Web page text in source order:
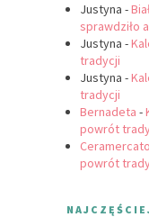
Justyna -
sprawdziło
Justyna -
tradycji
Justyna -
tradycji
Bernadeta -
powrót
Ceramercato
powrót